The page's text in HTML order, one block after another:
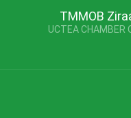
TMMOB
UCTEA CHAMBER